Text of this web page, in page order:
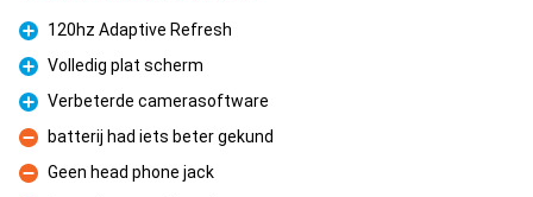
Pour
120hz Adaptive Refresh
Pour
Volledig plat scherm
Pour
Verbeterde camerasoftware
Contre
batterij had iets beter gekund
Contre
Geen head phone jack